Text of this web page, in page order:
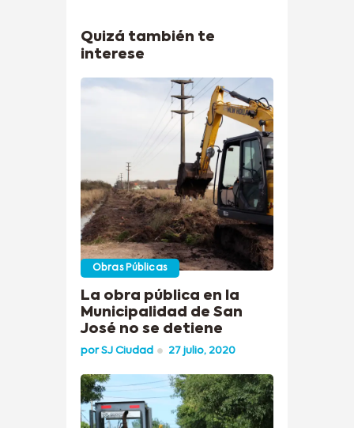
Quizá también te
interese
Obras Públicas
La obra pública en la
Municipalidad de San
José no se detiene
porSJ Ciudad 27 julio, 2020